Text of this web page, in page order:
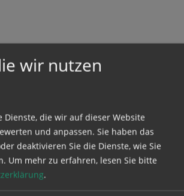
oder bestellen Sie das
BEREICH
sich mit Ihrem Benutzernamen
wir nutzen
Dienste, die wir auf dieser Website
und anpassen. Sie haben das
deaktivieren Sie die Dienste, wie Sie
Um mehr zu erfahren, lesen Sie bitte
.